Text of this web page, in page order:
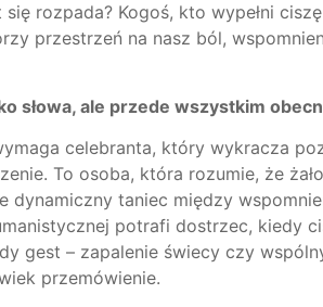
rozpada? Kogoś, kto wypełni
przestrzeń na nasz ból,
słowa, ale przede wszystkim
celebranta, który wykracza
To osoba, która rozumie, że
dynamiczny taniec między
potrafi dostrzec, kiedy
gest – zapalenie świecy czy
przemówienie.